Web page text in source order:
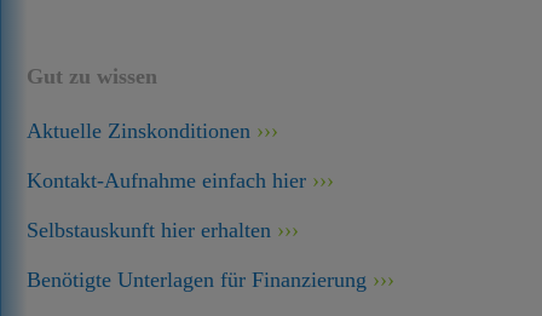
Gut zu wissen
Aktuelle Zinskonditionen
Kontakt-Aufnahme einfach hier
Selbstauskunft hier erhalten
Benötigte Unterlagen für Finanzierung